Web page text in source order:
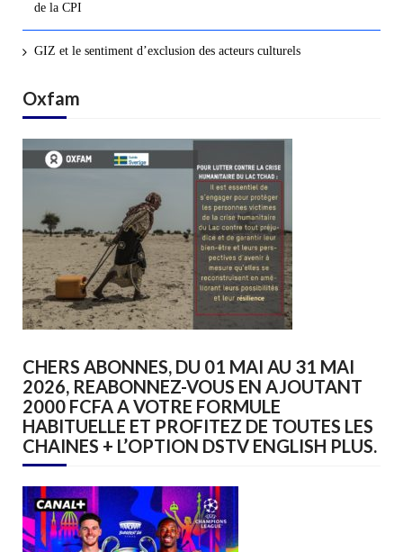
de la CPI
GIZ et le sentiment d’exclusion des acteurs culturels
Oxfam
CHERS ABONNES, DU 01 MAI AU 31 MAI
2026, REABONNEZ-VOUS EN AJOUTANT
2000 FCFA A VOTRE FORMULE
HABITUELLE ET PROFITEZ DE TOUTES LES
CHAINES + L’OPTION DSTV ENGLISH PLUS.